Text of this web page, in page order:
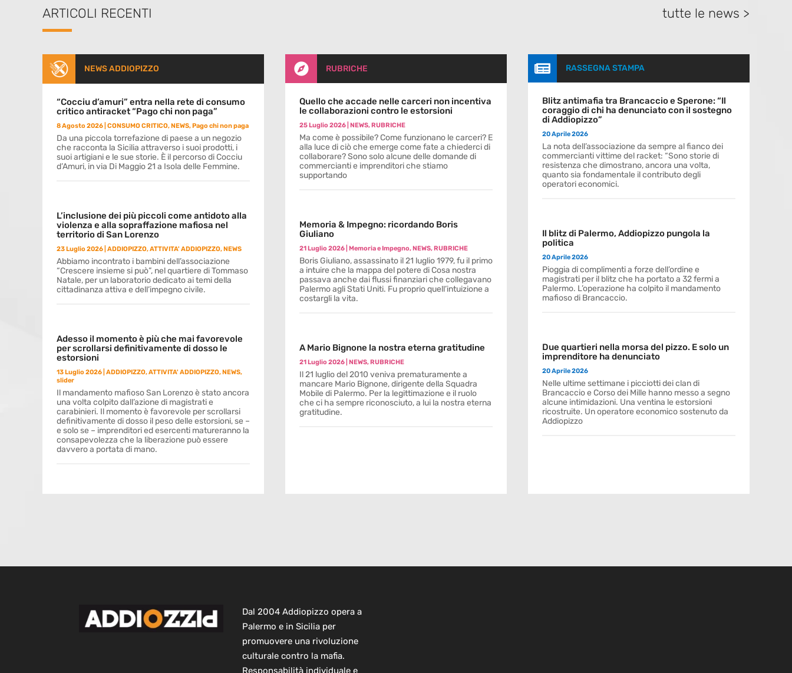
ARTICOLI RECENTI tutte le news >
NEWS ADDIOPIZZO
“Cocciu d’amuri” entra nella rete di consumo
critico antiracket “Pago chi non paga”
8 Agosto 2026 CONSUMO CRITICO,NEWS,Pago chi non paga
Da una piccola torrefazione di paese a un negozio
che racconta la Sicilia attraverso i suoi prodotti, i
suoi artigiani e le sue storie. È il percorso di Cocciu
d’Amuri, in via Di Maggio 21 a Isola delle Femmine.
L’inclusione dei più piccoli come antidoto alla
violenza e alla sopraffazione mafiosa nel
territorio di San Lorenzo
23 Luglio 2026 ADDIOPIZZO,ATTIVITA' ADDIOPIZZO,NEWS
Abbiamo incontrato i bambini dell’associazione
“Crescere insieme si può”, nel quartiere di Tommaso
Natale, per un laboratorio dedicato ai temi della
cittadinanza attiva e dell’impegno civile.
Adesso il momento è più che mai favorevole
per scrollarsi definitivamente di dosso le
estorsioni
13 Luglio 2026 ADDIOPIZZO,ATTIVITA' ADDIOPIZZO,NEWS,
slider
Il mandamento mafioso San Lorenzo è stato ancora
una volta colpito dall’azione di magistrati e
carabinieri. Il momento è favorevole per scrollarsi
definitivamente di dosso il peso delle estorsioni, se –
e solo se – imprenditori ed esercenti matureranno la
consapevolezza che la liberazione può essere
davvero a portata di mano.
 RUBRICHE
Quello che accade nelle carceri non incentiva
le collaborazioni contro le estorsioni
25 Luglio 2026| NEWS,RUBRICHE
Ma come è possibile? Come funzionano le carceri? E
alla luce di ciò che emerge come fate a chiederci di
collaborare? Sono solo alcune delle domande di
commercianti e imprenditori che stiamo
supportando
Memoria & Impegno: ricordando Boris
Giuliano
21 Luglio 2026| Memoria e Impegno,NEWS,RUBRICHE
Boris Giuliano, assassinato il 21 luglio 1979, fu il primo
a intuire che la mappa del potere di Cosa nostra
passava anche dai flussi finanziari che collegavano
Palermo agli Stati Uniti. Fu proprio quell’intuizione a
costargli la vita.
A Mario Bignone la nostra eterna gratitudine
21 Luglio 2026| NEWS,RUBRICHE
Il 21 luglio del 2010 veniva prematuramente a
mancare Mario Bignone, dirigente della Squadra
Mobile di Palermo. Per la legittimazione e il ruolo
che ci ha sempre riconosciuto, a lui la nostra eterna
gratitudine.
 RASSEGNA STAMPA
Blitz antimafia tra Brancaccio e Sperone: “Il
coraggio di chi ha denunciato con il sostegno
di Addiopizzo”
20 Aprile 2026
La nota dell’associazione da sempre al fianco dei
commercianti vittime del racket: “Sono storie di
resistenza che dimostrano, ancora una volta,
quanto sia fondamentale il contributo degli
operatori economici.
Il blitz di Palermo, Addiopizzo pungola la
politica
20 Aprile 2026
Pioggia di complimenti a forze dell’ordine e
magistrati per il blitz che ha portato a 32 fermi a
Palermo. L’operazione ha colpito il mandamento
mafioso di Brancaccio.
Due quartieri nella morsa del pizzo. E solo un
imprenditore ha denunciato
20 Aprile 2026
Nelle ultime settimane i picciotti dei clan di
Brancaccio e Corso dei Mille hanno messo a segno
alcune intimidazioni. Una ventina le estorsioni
ricostruite. Un operatore economico sostenuto da
Addiopizzo
Dal 2004 Addiopizzo opera a
Palermo e in Sicilia per
promuovere una rivoluzione
culturale contro la mafia.
Responsabilità individuale e